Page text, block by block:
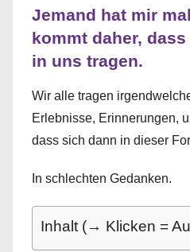
Jemand hat mir
kommt daher,
in uns tragen.
Wir alle tragen
Erlebnisse, Erinnerungen,
dass sich dann in dieser
In schlechten Gedanken.
Inhalt (→ Klicken =